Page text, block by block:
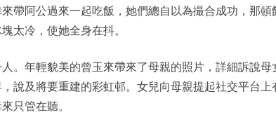
帶阿公過來一起吃飯，她們總自以為撮合成功，那頓
太冷，使她全身在抖。
。年輕貌美的曾玉來帶來了母親的照片，詳細訴說母
說及將要重建的彩虹邨。女兒向母親提起社交平台上
只管在聽。